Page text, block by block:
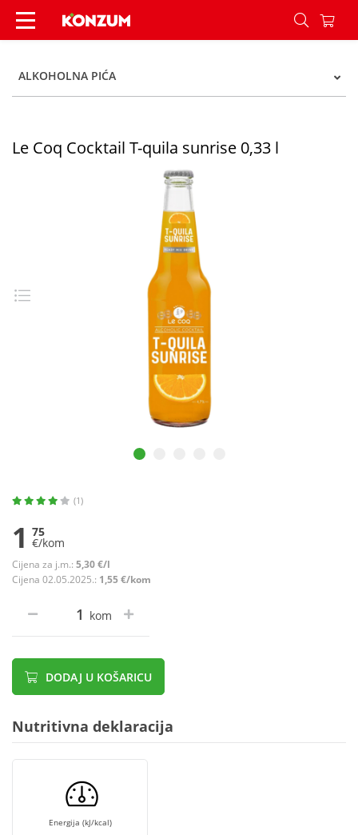
Le Coq Cocktail T-quila sunrise 0,33 l - Konzum
ALKOHOLNA PIĆA
Le Coq Cocktail T-quila sunrise 0,33 l
(1)
1 75
€/kom
Cijena za j.m.: 5,30 €/l
Cijena 02.05.2025.: 1,55 €/kom
kom
DODAJ U KOŠARICU
Nutritivna deklaracija
Energija (kJ/kcal)